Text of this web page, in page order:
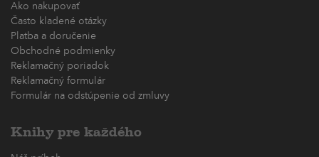
Ako nakupovať
Často kladené otázky
Platba a doručenie
Obchodné podmienky
Reklamačný poriadok
Reklamačný formulár
Formulár na odstúpenie od zmluvy
Knihy pre každého